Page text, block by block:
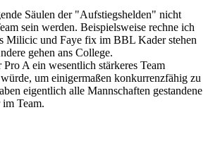
Säulen der "Aufstiegshelden" nicht
sein werden. Beispielsweise rechne ich
Milicic und Faye fix im BBL Kader stehen
gehen ans College.
Pro A ein wesentlich stärkeres Team
um einigermaßen konkurrenzfähig zu
eigentlich alle Mannschaften gestandene
Team.